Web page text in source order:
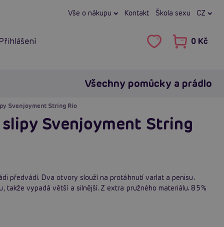
Vše o nákupu Kontakt Škola sexu CZ
0 Kč
Všechny pomůcky a prádlo
Svenjoyment String Rio
Svenjoyment String
předvádí. Dva otvory slouží na protáhnutí varlat a penisu.
takže vypadá větší a silnější. Z extra pružného materiálu. 85%